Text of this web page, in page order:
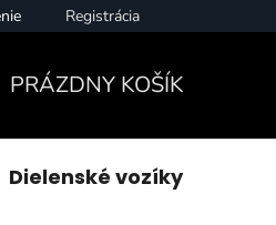
Registrácia
PRÁZDNY KOŠÍK
Dielenské vozíky